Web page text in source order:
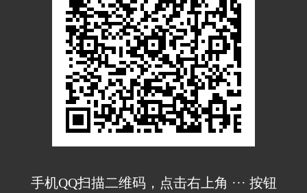
手机QQ扫描二维码，点击右上角 ··· 按钮